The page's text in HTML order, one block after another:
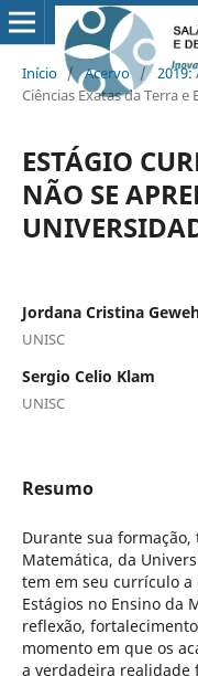
Início / Acervo / 2019:
Ciências Exatas da Terra e
ESTÁGIO
NÃO SE
Jordana Cristina
UNISC
Sergio Celio Klam
UNISC
Resumo
Durante sua
Matemática, da
tem em seu currículo
Estágios no Ensino da
reflexão,
momento em que os
a verdadeira realidade